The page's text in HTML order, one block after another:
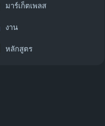
มาร์เก็ตเพลส
งาน
หลักสูตร